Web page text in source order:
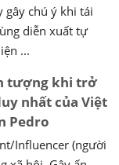
gây chú ý khi tái
diễn xuất tự
...
tượng khi trở
nhất của Việt
Pedro
Influencer (người